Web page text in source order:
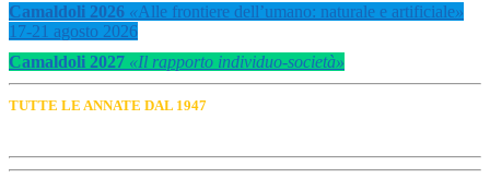
Camaldoli 2026 «Alle frontiere dell’umano: naturale e artificiale»
17-21 agosto 2026
Camaldoli 2027 «Il rapporto individuo-società»
TUTTE LE ANNATE DAL 1947